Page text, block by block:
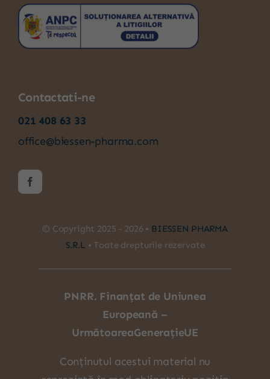
Contactati-ne
021 408 63 33
office@biessen-pharma.com
© Copyright 2025 - 2026 • BIESSEN PHARMA
S.R.L • Toate drepturile rezervate
PNRR. Finanțat de Uniunea
Europeană –
UrmătoareaGenerațieUE
Conținutul acestui material nu